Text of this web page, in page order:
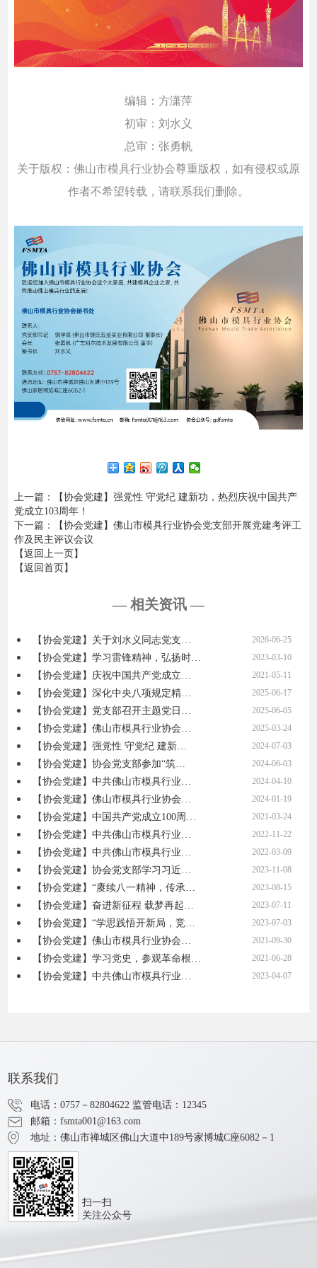
编辑：方潇萍
初审：刘水义
总审：张勇帆
关于版权：佛山市模具行业协会尊重版权，如有侵权或原
作者不希望转载，请联系我们删除。
上一篇 ：【协会党建】强党性 守党纪 建新功，热烈庆祝中国共产
党成立103周年！
下一篇 ：【协会党建】佛山市模具行业协会党支部开展党建考评工
作及民主评议会议
【返回上一页】
【返回首页】
— 相关资讯 —
【协会党建】关于刘水义同志党支… 2026-06-25
【协会党建】学习雷锋精神，弘扬时… 2023-03-10
【协会党建】庆祝中国共产党成立… 2021-05-11
【协会党建】深化中央八项规定精… 2025-06-17
【协会党建】党支部召开主题党日… 2025-06-05
【协会党建】佛山市模具行业协会… 2025-03-24
【协会党建】强党性 守党纪 建新… 2024-07-03
【协会党建】协会党支部参加“筑… 2024-06-03
【协会党建】中共佛山市模具行业… 2024-04-10
【协会党建】佛山市模具行业协会… 2024-01-19
【协会党建】中国共产党成立100周… 2021-03-24
【协会党建】中共佛山市模具行业… 2022-11-22
【协会党建】中共佛山市模具行业… 2022-03-09
【协会党建】协会党支部学习习近… 2023-11-08
【协会党建】“赓续八一精神，传承… 2023-08-15
【协会党建】奋进新征程 载梦再起… 2023-07-11
【协会党建】“学思践悟开新局，竞… 2023-07-03
【协会党建】佛山市模具行业协会… 2021-09-30
【协会党建】学习党史，参观革命根… 2021-06-28
【协会党建】中共佛山市模具行业… 2023-04-07
联系我们
电话：0757－82804622 监管电话：12345
邮箱：fsmta001@163.com
地址：佛山市禅城区佛山大道中189号家博城C座6082－1
扫一扫
关注公众号